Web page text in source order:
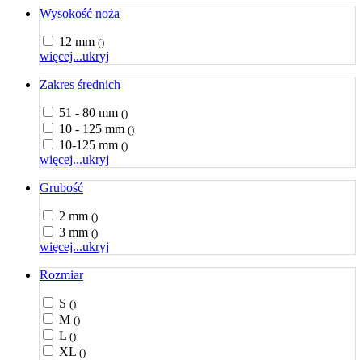
Wysokość noża
12 mm ()
więcej...ukryj
Zakres średnich
51 - 80 mm ()
10 - 125 mm ()
10-125 mm ()
więcej...ukryj
Grubość
2 mm ()
3 mm ()
więcej...ukryj
Rozmiar
S ()
M ()
L ()
XL ()